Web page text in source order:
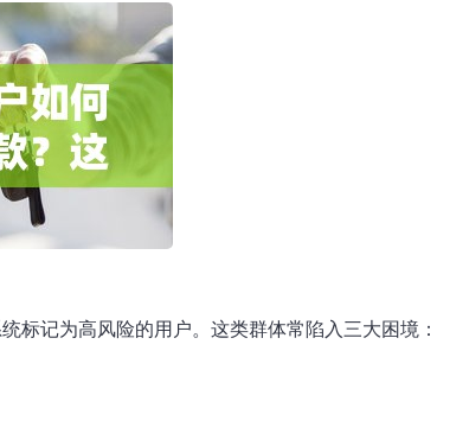
标记为高风险的用户。这类群体常陷入三大困境：